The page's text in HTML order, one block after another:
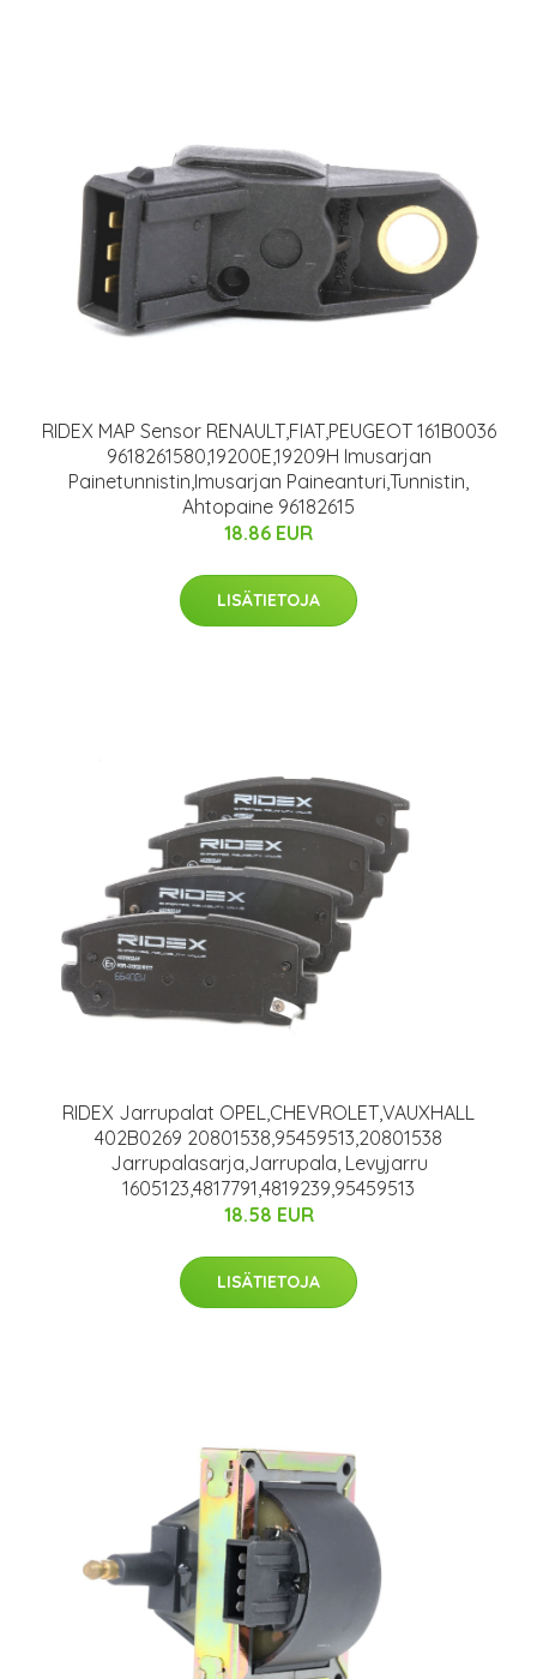
RIDEX MAP Sensor RENAULT,FIAT,PEUGEOT 161B0036
9618261580,19200E,19209H Imusarjan
Painetunnistin,Imusarjan Paineanturi,Tunnistin,
Ahtopaine 96182615
18.86 EUR
LISÄTIETOJA
RIDEX Jarrupalat OPEL,CHEVROLET,VAUXHALL
402B0269 20801538,95459513,20801538
Jarrupalasarja,Jarrupala, Levyjarru
1605123,4817791,4819239,95459513
18.58 EUR
LISÄTIETOJA